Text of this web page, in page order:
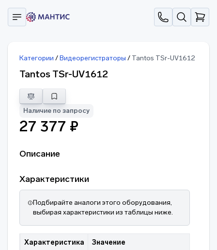
Категории /Видеорегистраторы / Tantos TSr-UV1612
Tantos TSr-UV1612
Наличие по запросу
27 377 ₽
Описание
Характеристики
Подбирайте аналоги этого оборудования,
выбирая характеристики из таблицы ниже.
Характеристика Значение